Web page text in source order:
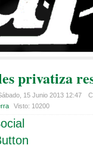
privatiza
15 Junio 2013 12:47
Visto: 10200